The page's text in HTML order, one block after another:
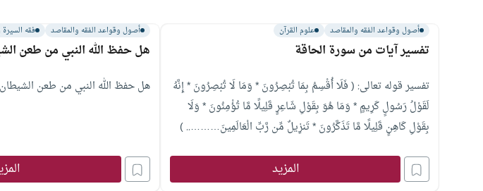
أصول وقواعد الفقه والمقاصد علوم القرآن
تفسير آيات من سورة الحاقة
تفسير قوله تعالى: ( فَلَا أُقْسِمُ بِمَا تُبْصِرُونَ * وَمَا لَا تُبْصِرُونَ * إِنَّهُ
لَقَوْلُ رَسُولٍ كَرِيمٍ * وَمَا هُوَ بِقَوْلِ شَاعِرٍ قَلِيلًا مَّا تُؤْمِنُونَ * وَلَا
بِقَوْلِ كَاهِنٍ قَلِيلًا مَّا تَذَكَّرُونَ * تَنزِيلٌ مِّن رَّبِّ الْعَالَمِينَ……….. )
المزيد
أصول وقواعد الفقه والمقاصد فقه السيرة
هل حفظ الله النبي من طعن
هل حفظ الله النبي من طعن الشيطان